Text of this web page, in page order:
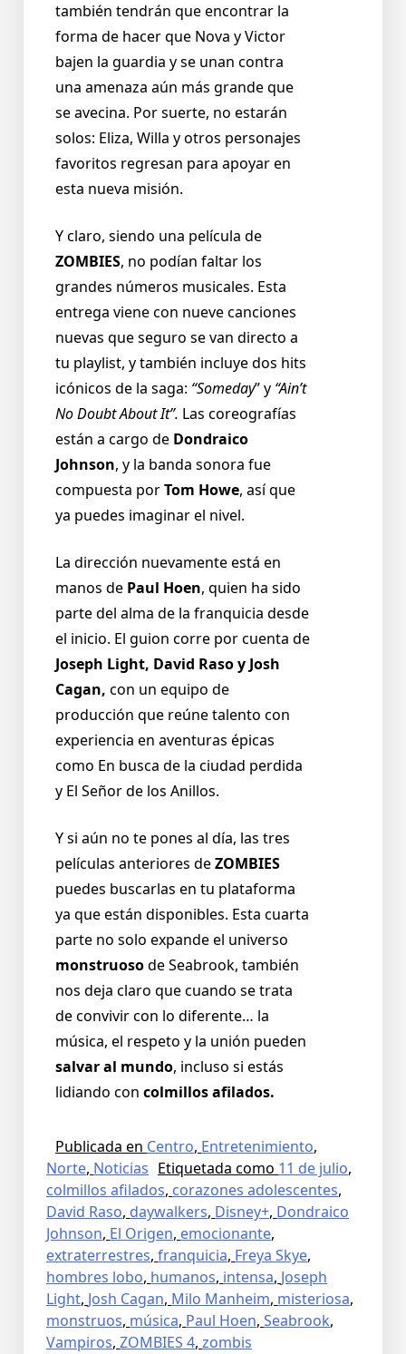
también tendrán que encontrar la
forma de hacer que Nova y Victor
bajen la guardia y se unan contra
una amenaza aún más grande que
se avecina. Por suerte, no estarán
solos: Eliza, Willa y otros personajes
favoritos regresan para apoyar en
esta nueva misión.
Y claro, siendo una película de
ZOMBIES, no podían faltar los
grandes números musicales. Esta
entrega viene con nueve canciones
nuevas que seguro se van directo a
tu playlist, y también incluye dos hits
icónicos de la saga: “Someday” y “Ain’t
No Doubt About It”. Las coreografías
están a cargo de Dondraico
Johnson, y la banda sonora fue
compuesta porTom Howe, así que
ya puedes imaginar el nivel.
La dirección nuevamente está en
manos de Paul Hoen, quien ha sido
parte del alma de la franquicia desde
el inicio. El guion corre por cuenta de
Joseph Light, David Raso y Josh
Cagan, con un equipo de
producción que reúne talento con
experiencia en aventuras épicas
como En busca de la ciudad perdida
y El Señor de los Anillos.
Y si aún no te pones al día, las tres
películas anteriores deZOMBIES
puedes buscarlas en tu plataforma
ya que están disponibles. Esta cuarta
parte no solo expande el universo
monstruosode Seabrook, también
nos deja claro que cuando se trata
de convivir con lo diferente… la
música, el respeto y la unión pueden
salvar al mundo, incluso si estás
lidiando con colmillos afilados.
Publicada en Centro, Entretenimiento,
Norte, Noticias Etiquetada como 11 de julio,
colmillos afilados, corazones adolescentes,
David Raso, daywalkers, Disney+, Dondraico
Johnson, El Origen, emocionante,
extraterrestres, franquicia, Freya Skye,
hombres lobo, humanos, intensa, Joseph
Light, Josh Cagan, Milo Manheim, misteriosa,
monstruos, música, Paul Hoen, Seabrook,
Vampiros, ZOMBIES 4, zombis